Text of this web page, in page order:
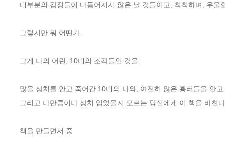
대부분의 감정들이 다듬어지지 않은 날 것들이고, 칙칙하며, 우울
그렇지만 뭐 어떤가.
그게 나의 어린, 10대의 조각들인 것을.
많을 상처를 안고 죽어간 10대의 나와, 여전히 많은 흉터들을 안
그리고 나만큼이나 상처 입었을지 모르는 당신에게 이 책을 바친
책을 만들면서 중